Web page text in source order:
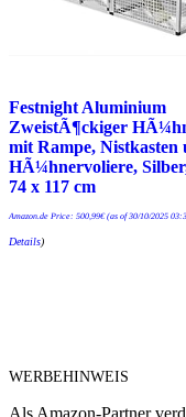
Festnight Aluminium
ZweistÃ¶ckiger
mit Rampe, Nistkasten
HÃ¼hnervoliere,
74 x 117 cm
Amazon.de Price: 500,99€(as of 30/10/2025
Details)
WERBEHINWEIS